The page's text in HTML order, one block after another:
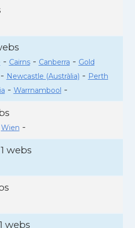
- Cairns- Canberra - Gold
- Newcastle (Austràlia) - Perth
- Warrnambool -
Wien -
webs
webs